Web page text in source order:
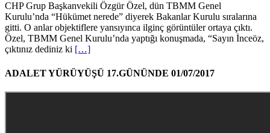
CHP Grup Başkanvekili Özgür Özel, dün TBMM Genel
Kurulu’nda “Hükümet nerede” diyerek Bakanlar Kurulu sıralarına
gitti. O anlar objektiflere yansıyınca ilginç görüntüler ortaya çıktı.
Özel, TBMM Genel Kurulu’nda yaptığı konuşmada, “Sayın İnceöz,
çıktınız dediniz ki […]
ADALET YÜRÜYÜŞÜ 17.GÜNÜNDE 01/07/2017